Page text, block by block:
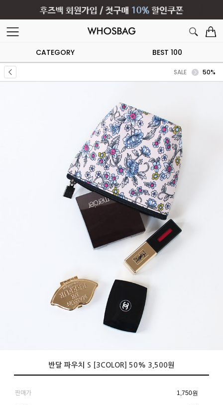
CATEGORY BEST 100
SALE 50%
반달 파우치 S [3COLOR] 50% 3,500원
판매가 1,750원